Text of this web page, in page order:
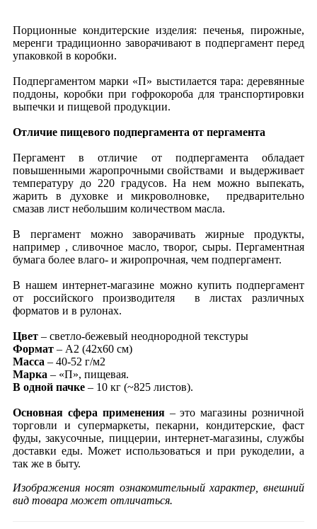
Порционные кондитерские изделия: печенья, пирожные,
меренги традиционно заворачивают в подпергамент перед
упаковкой в коробки.
Подпергаментом марки «П» выстилается тара: деревянные
поддоны, коробки при гофрокороба для транспортировки
выпечки и пищевой продукции.
Отличие пищевого подпергамента от пергамента
Пергамент в отличие от подпергамента обладает
повышенными жаропрочными свойствами и выдерживает
температуру до 220 градусов. На нем можно выпекать,
жарить в духовке и микроволновке, предварительно
смазав лист небольшим количеством масла.
В пергамент можно заворачивать жирные продукты,
например , сливочное масло, творог, сыры. Пергаментная
бумага более влаго- и жиропрочная, чем подпергамент.
В нашем интернет-магазине можно купить подпергамент
от российского производителя в листах различных
форматов и в рулонах.
Цвет – светло-бежевый неоднородной текстуры
Формат – А2 (42х60 см)
Масса – 40-52 г/м2
Марка – «П», пищевая.
В одной пачке – 10 кг (~825 листов).
Основная сфера применения – это магазины розничной
торговли и супермаркеты, пекарни, кондитерские, фаст
фуды, закусочные, пиццерии, интернет-магазины, службы
доставки еды. Может использоваться и при рукоделии, а
так же в быту.
Изображения носят ознакомительный характер, внешний
вид товара может отличаться.